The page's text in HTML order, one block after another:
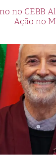
no CEBB
Ação no